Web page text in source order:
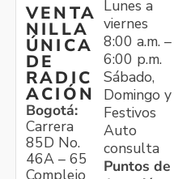
VENTA
NILLA
ÚNICA
DE
RADIC
ACIÓN
Bogotá:
Carrera
85D No.
46A – 65
Complejo
Lunes a
viernes
8:00 a.m. –
6:00 p.m.
Sábado,
Domingo y
Festivos
Auto
consulta
Puntos de